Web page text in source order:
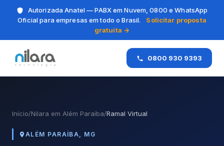
Autorizada Anatel — PABX em Nuvem, 0800 e WhatsApp
Oficial para empresas em todo o Brasil.
Solicitar proposta
gratuita →
0800 930 9393
Início/Nilara em Além Paraíba/Ramal Virtual
ALÉM PARAÍBA, MG